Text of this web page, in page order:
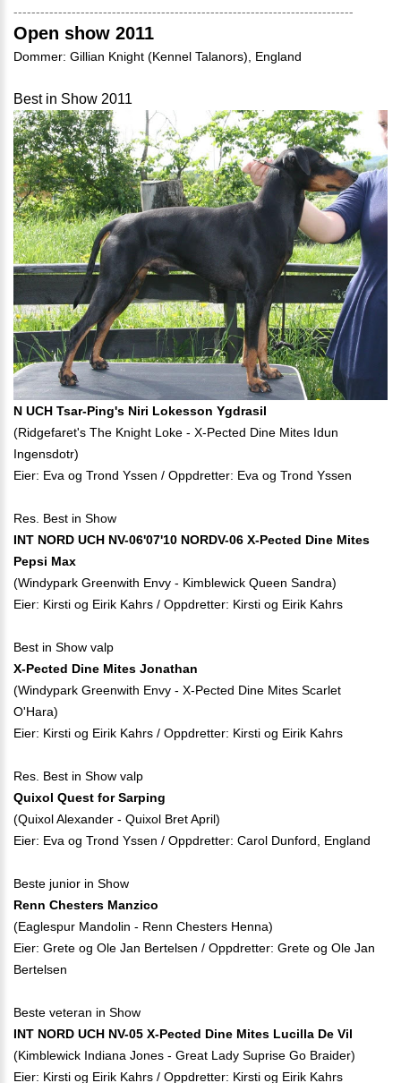
----------------------------------------------------------------------------
Open show 2011
Dommer: Gillian Knight (Kennel Talanors), England
Best in Show 2011
N UCH Tsar-Ping's Niri Lokesson Ygdrasil
(Ridgefaret's The Knight Loke - X-Pected Dine Mites Idun
Ingensdotr)
Eier: Eva og Trond Yssen / Oppdretter: Eva og Trond Yssen
Res. Best in Show
INT NORD UCH NV-06'07'10 NORDV-06 X-Pected Dine Mites
Pepsi Max
(Windypark Greenwith Envy - Kimblewick Queen Sandra)
Eier: Kirsti og Eirik Kahrs / Oppdretter: Kirsti og Eirik Kahrs
Best in Show valp
X-Pected Dine Mites Jonathan
(Windypark Greenwith Envy - X-Pected Dine Mites Scarlet
O'Hara)
Eier: Kirsti og Eirik Kahrs / Oppdretter: Kirsti og Eirik Kahrs
Res. Best in Show valp
Quixol Quest for Sarping
(Quixol Alexander - Quixol Bret April)
Eier: Eva og Trond Yssen / Oppdretter: Carol Dunford, England
Beste junior in Show
Renn Chesters Manzico
(Eaglespur Mandolin - Renn Chesters Henna)
Eier: Grete og Ole Jan Bertelsen / Oppdretter: Grete og Ole Jan
Bertelsen
Beste veteran in Show
INT NORD UCH NV-05 X-Pected Dine Mites Lucilla De Vil
(Kimblewick Indiana Jones - Great Lady Suprise Go Braider)
Eier: Kirsti og Eirik Kahrs / Oppdretter: Kirsti og Eirik Kahrs